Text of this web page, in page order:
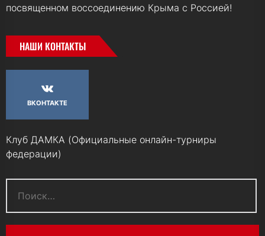
посвященном воссоединению Крыма с Россией!
НАШИ КОНТАКТЫ
ВКОНТАКТЕ
Клуб ДАМКА (Официальные онлайн-турниры
федерации)